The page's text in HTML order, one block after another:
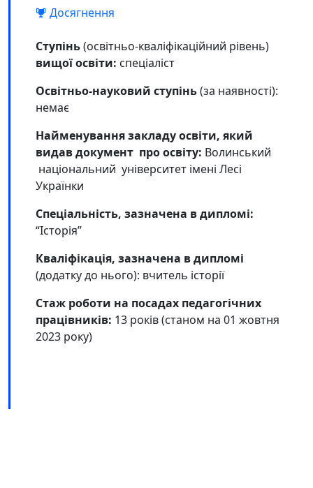
Досягнення
Ступінь(освітньо-кваліфікаційний рівень)
вищої освіти: спеціаліст
Освітньо-науковий ступінь(за наявності):
немає
Найменування закладу освіти, який
видав документ про освіту: Волинський
національний університет імені Лесі
Українки
Спеціальність, зазначена в дипломі:
“Історія”
Кваліфікація, зазначена в дипломі
(додатку до нього): вчитель історії
Стаж роботи на посадах педагогічних
працівників: 13 років (станом на 01 жовтня
2023 року)